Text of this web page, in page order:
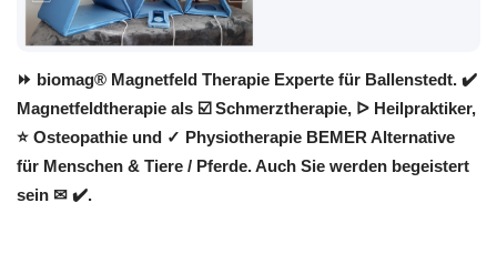
⏩ biomag® Magnetfeld Therapie Experte für Ballenstedt. ✔️
Magnetfeldtherapie als ☑️ Schmerztherapie, ᐅ Heilpraktiker,
⭐ Osteopathie und ✓ Physiotherapie BEMER Alternative
für Menschen & Tiere / Pferde. Auch Sie werden begeistert
sein ✉ ✔️.